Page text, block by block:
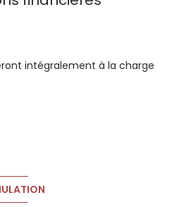
intégralement à la charge